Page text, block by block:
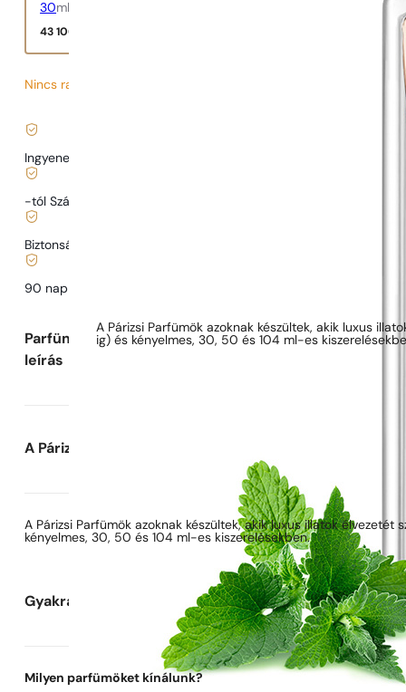
30ml
43 106
Nincs raktáron
Ingyenes szállítás
-tól Szállítás
Biztonságos vásárlás és fizetés
90 nap az illat
Parfüm
leírás
A Párizsi Parfümök azoknak készültek, akik luxus
ig) és kényelmes, 30, 50 és 104 ml-es
A Párizsi Parfümök-ről
A Párizsi Parfümök azoknak készültek, akik luxus illatok
kényelmes, 30, 50 és 104 ml-es kiszerelésekben.
Gyakran ismételt kérdések
Milyen parfümöket kínálunk?